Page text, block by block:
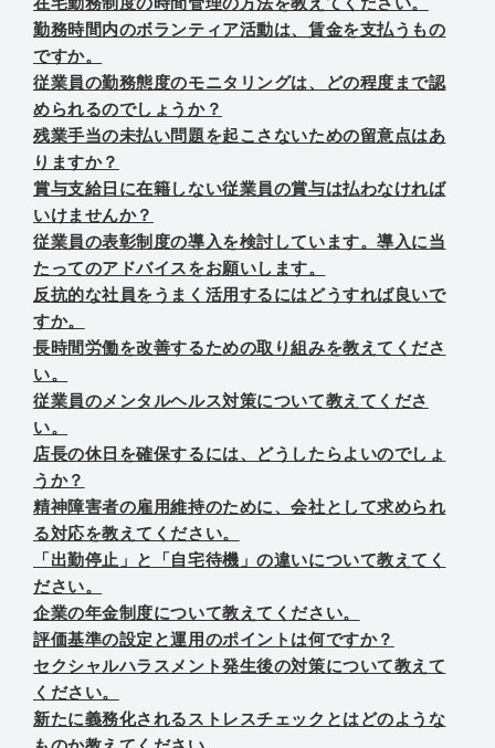
勤務時間内のボランティア活動は、賃金を支払うもの
ですか。
従業員の勤務態度のモニタリングは、どの程度まで認
められるのでしょうか？
残業手当の未払い問題を起こさないための留意点はあ
りますか？
賞与支給日に在籍しない従業員の賞与は払わなければ
いけませんか？
従業員の表彰制度の導入を検討しています。導入に当
たってのアドバイスをお願いします。
反抗的な社員をうまく活用するにはどうすれば良いで
すか。
長時間労働を改善するための取り組みを教えてくださ
い。
従業員のメンタルヘルス対策について教えてくださ
い。
店長の休日を確保するには、どうしたらよいのでしょ
うか？
精神障害者の雇用維持のために、会社として求められ
る対応を教えてください。
「出勤停止」と「自宅待機」の違いについて教えてく
ださい。
企業の年金制度について教えてください。
評価基準の設定と運用のポイントは何ですか？
セクシャルハラスメント発生後の対策について教えて
ください。
新たに義務化されるストレスチェックとはどのような